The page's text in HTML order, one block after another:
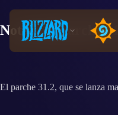
Notas del parche
El parche 31.2, que se lanza